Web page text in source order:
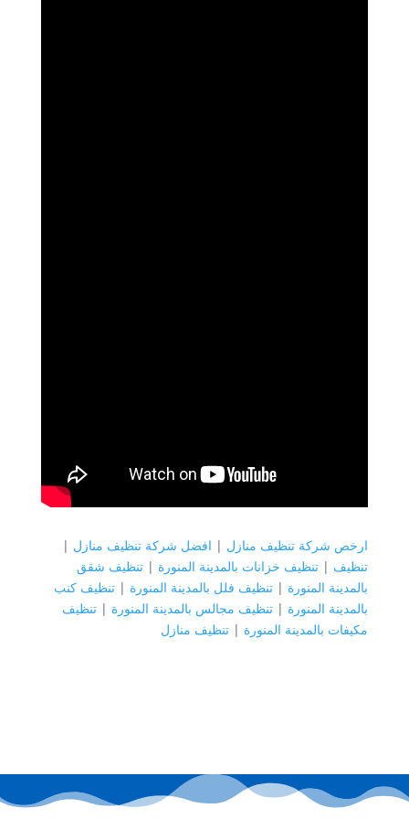
ارخص شركة تنظيف منازل | افضل شركة تنظيف منازل |
تنظيف | تنظيف خزانات بالمدينة المنورة | تنظيف شقق
بالمدينة المنورة | تنظيف فلل بالمدينة المنورة | تنظيف كنب
بالمدينة المنورة | تنظيف مجالس بالمدينة المنورة | تنظيف
مكيفات بالمدينة المنورة | تنظيف منازل